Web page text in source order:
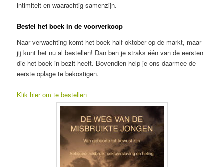
intimiteit en waarachtig samenzijn.
Bestel het boek in de voorverkoop
Naar verwachting komt het boek half oktober op de markt, maar
jij kunt het nu al bestellen! Dan ben je straks één van de eersten
die het boek in bezit heeft. Bovendien help je ons daarmee de
eerste oplage te bekostigen.
Klik hier om te bestellen